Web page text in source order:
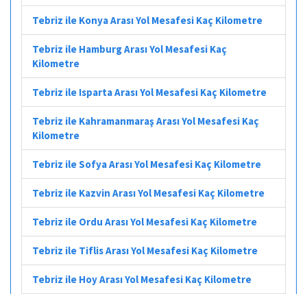
Tebriz ile Konya Arası Yol Mesafesi Kaç Kilometre
Tebriz ile Hamburg Arası Yol Mesafesi Kaç
Kilometre
Tebriz ile Isparta Arası Yol Mesafesi Kaç Kilometre
Tebriz ile Kahramanmaraş Arası Yol Mesafesi Kaç
Kilometre
Tebriz ile Sofya Arası Yol Mesafesi Kaç Kilometre
Tebriz ile Kazvin Arası Yol Mesafesi Kaç Kilometre
Tebriz ile Ordu Arası Yol Mesafesi Kaç Kilometre
Tebriz ile Tiflis Arası Yol Mesafesi Kaç Kilometre
Tebriz ile Hoy Arası Yol Mesafesi Kaç Kilometre